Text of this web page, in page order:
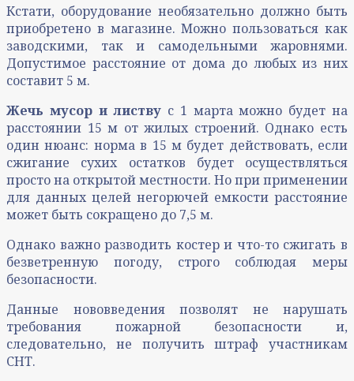
Кстати, оборудование необязательно должно быть
приобретено в магазине. Можно пользоваться как
заводскими, так и самодельными жаровнями.
Допустимое расстояние от дома до любых из них
составит 5 м.
Жечь мусор и листву с 1 марта можно будет на
расстоянии 15 м от жилых строений. Однако есть
один нюанс: норма в 15 м будет действовать, если
сжигание сухих остатков будет осуществляться
просто на открытой местности. Но при применении
для данных целей негорючей емкости расстояние
может быть сокращено до 7,5 м.
Однако важно разводить костер и что-то сжигать в
безветренную погоду, строго соблюдая меры
безопасности.
Данные нововведения позволят не нарушать
требования пожарной безопасности и,
следовательно, не получить штраф участникам
СНТ.